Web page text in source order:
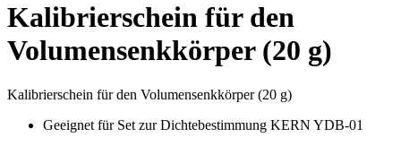
Kalibrierschein für den
Volumensenkkörper (20 g)
Kalibrierschein für den Volumensenkkörper (20 g)
Geeignet für Set zur Dichtebestimmung KERN YDB-01